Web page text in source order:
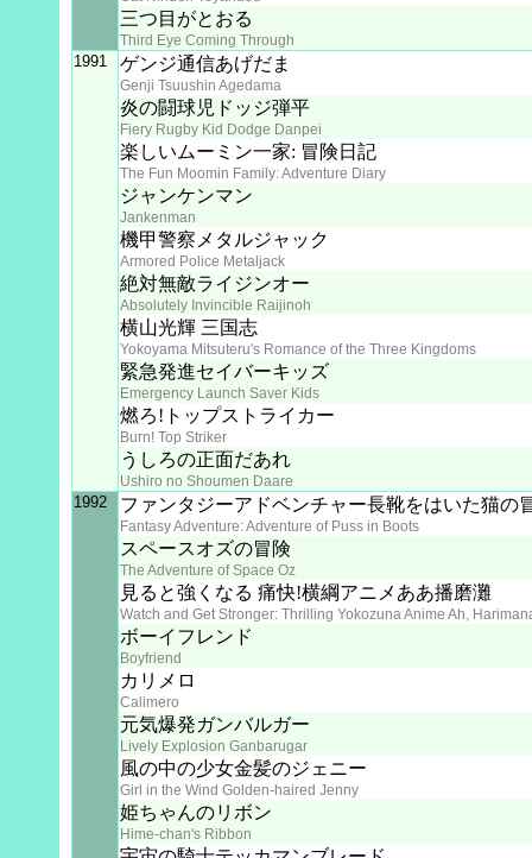
三つ目がとおる
Third Eye Coming Through
1991 ゲンジ通信あげだま
Genji Tsuushin Agedama
炎の闘球児ドッジ弾平
Fiery Rugby Kid Dodge Danpei
楽しいムーミン一家: 冒険日記
The Fun Moomin Family: Adventure Diary
ジャンケンマン
Jankenman
機甲警察メタルジャック
Armored Police Metaljack
絶対無敵ライジンオー
Absolutely Invincible Raijinoh
横山光輝 三国志
Yokoyama Mitsuteru's Romance of the Three Kingdoms
緊急発進セイバーキッズ
Emergency Launch Saver Kids
燃ろ!トップストライカー
Burn! Top Striker
うしろの正面だあれ
Ushiro no Shoumen Daare
1992 ファンタジーアドベンチャー長靴をはいた猫の
Fantasy Adventure: Adventure of Puss in Boots
スペースオズの冒険
The Adventure of Space Oz
見ると強くなる 痛快!横綱アニメああ播磨灘
Watch and Get Stronger: Thrilling Yokozuna Anime Ah,
ボーイフレンド
Boyfriend
カリメロ
Calimero
元気爆発ガンバルガー
Lively Explosion Ganbarugar
風の中の少女金髪のジェニー
Girl in the Wind Golden-haired Jenny
姫ちゃんのリボン
Hime-chan's Ribbon